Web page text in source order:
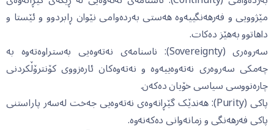
مێژوویی و فەرهەنگییەوە هەستی بەردەوامی نێوان ڕابردوو و ئێستا و
داهاتوو بەهێز دەکات.
سەروەری (Sovereignty): ناسنامەی نەتەوەیی بەستراوەتەوە بە
چەمکی سەروەری نەتەوەییەوە و نەتەوەکان ئارەزووی کۆنترۆڵکردنی
چارەنووسی سیاسی خۆیان دەکەن.
پاکی (Purity): هەندێک گێڕانەوەی نەتەوەیی جەخت لەسەر پاراستنی
پاکی فەرهەنگی و زمانەوانی دەکەنەوە.